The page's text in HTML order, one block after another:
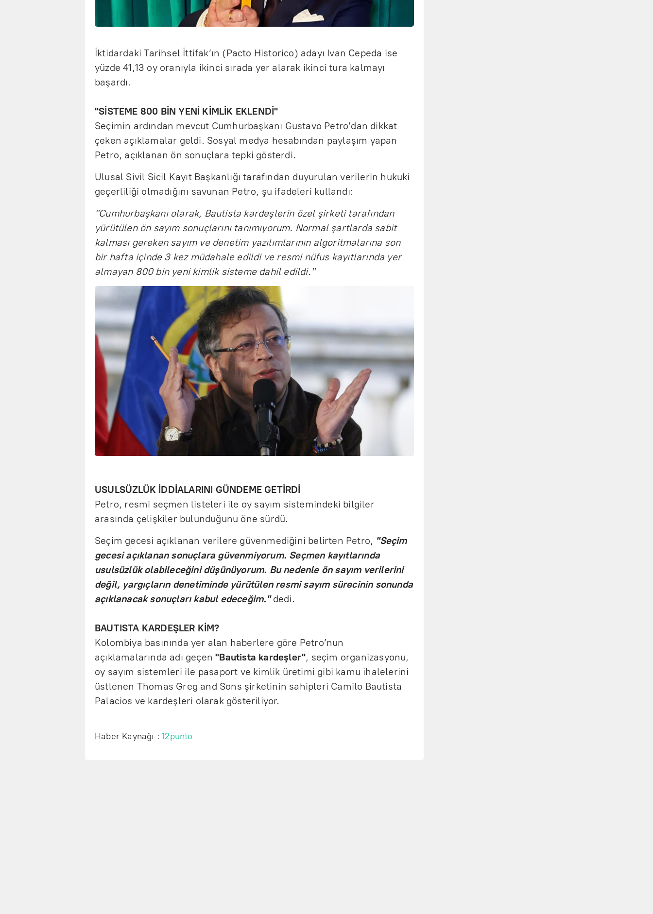
İktidardaki Tarihsel İttifak’ın (Pacto Historico) adayı Ivan Cepeda ise
yüzde 41,13 oy oranıyla ikinci sırada yer alarak ikinci tura kalmayı
başardı.
"SİSTEME 800 BİN YENİ KİMLİK EKLENDİ"
Seçimin ardından mevcut Cumhurbaşkanı Gustavo Petro’dan dikkat
çeken açıklamalar geldi. Sosyal medya hesabından paylaşım yapan
Petro, açıklanan ön sonuçlara tepki gösterdi.
Ulusal Sivil Sicil Kayıt Başkanlığı tarafından duyurulan verilerin hukuki
geçerliliği olmadığını savunan Petro, şu ifadeleri kullandı:
"Cumhurbaşkanı olarak, Bautista kardeşlerin özel şirketi tarafından
yürütülen ön sayım sonuçlarını tanımıyorum. Normal şartlarda sabit
kalması gereken sayım ve denetim yazılımlarının algoritmalarına son
bir hafta içinde 3 kez müdahale edildi ve resmi nüfus kayıtlarında yer
almayan 800 bin yeni kimlik sisteme dahil edildi."
USULSÜZLÜK İDDİALARINI GÜNDEME GETİRDİ
Petro, resmi seçmen listeleri ile oy sayım sistemindeki bilgiler
arasında çelişkiler bulunduğunu öne sürdü.
Seçim gecesi açıklanan verilere güvenmediğini belirten Petro, "Seçim
gecesi açıklanan sonuçlara güvenmiyorum. Seçmen kayıtlarında
usulsüzlük olabileceğini düşünüyorum. Bu nedenle ön sayım verilerini
değil, yargıçların denetiminde yürütülen resmi sayım sürecinin sonunda
açıklanacak sonuçları kabul edeceğim."dedi.
BAUTISTA KARDEŞLER KİM?
Kolombiya basınında yer alan haberlere göre Petro’nun
açıklamalarında adı geçen"Bautista kardeşler", seçim organizasyonu,
oy sayım sistemleri ile pasaport ve kimlik üretimi gibi kamu ihalelerini
üstlenen Thomas Greg and Sons şirketinin sahipleri Camilo Bautista
Palacios ve kardeşleri olarak gösteriliyor.
Haber Kaynağı :12punto